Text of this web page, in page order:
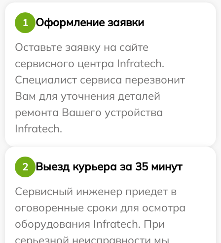
1
Оформление заявки
Оставьте заявку на сайте
сервисного центра Infratech.
Специалист сервиса перезвонит
Вам для уточнения деталей
ремонта Вашего устройства
Infratech.
2
Выезд курьера за 35 минут
Сервисный инженер приедет в
оговоренные сроки для осмотра
оборудования Infratech. При
серьезной неисправности мы